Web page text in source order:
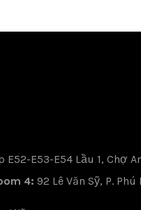
E52-E53-E54 Lầu 1, Chợ
4: 92 Lê Văn Sỹ, P. Phú